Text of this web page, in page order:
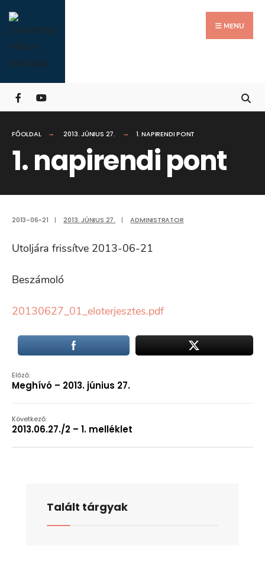
Skip
to
content
MENU
FŐOLDAL 2013. JÚNIUS 27. 1. NAPIRENDI PONT
1. napirendi pont
2013-06-21 | 2013. JÚNIUS 27. | ADMINISTRATOR
Utoljára frissítve 2013-06-21
Beszámoló
20130627_01_eloterjesztes.pdf
Előző:
Meghívó – 2013. június 27.
Következő:
2013.06.27./2 – 1. melléklet
Talált tárgyak
for:
Close